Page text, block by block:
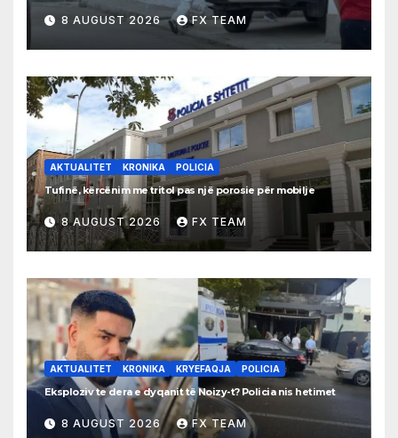
8 AUGUST 2026 FX TEAM
AKTUALITET KRONIKA POLICIA
Tufinë, kërcënim me tritol pas një porosie për mobilje
8 AUGUST 2026 FX TEAM
AKTUALITET KRONIKA KRYEFAQJA POLICIA
Eksploziv te dera e dyqanit të Noizy-t? Policia nis hetimet
8 AUGUST 2026 FX TEAM